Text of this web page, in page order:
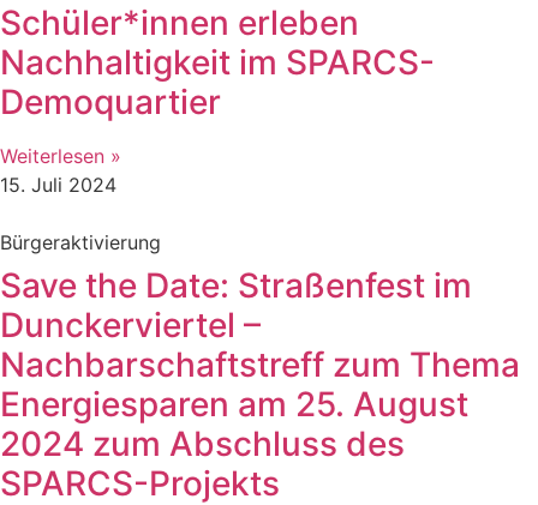
Schüler*innen erleben
Nachhaltigkeit im SPARCS-
Demoquartier
Weiterlesen »
15. Juli 2024
Bürgeraktivierung
Save the Date: Straßenfest im
Dunckerviertel –
Nachbarschaftstreff zum Thema
Energiesparen am 25. August
2024 zum Abschluss des
SPARCS-Projekts